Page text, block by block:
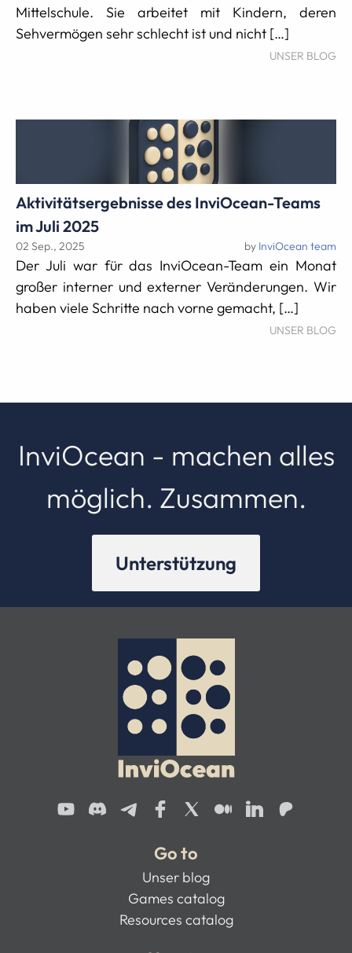
Mittelschule. Sie arbeitet mit Kindern, deren
Sehvermögen sehr schlecht ist und nicht […]
UNSER BLOG
Aktivitätsergebnisse des InviOcean-Teams
im Juli 2025
02 Sep., 2025 by InviOcean team
Der Juli war für das InviOcean-Team ein Monat
großer interner und externer Veränderungen. Wir
haben viele Schritte nach vorne gemacht, […]
UNSER BLOG
InviOcean - machen alles
möglich. Zusammen.
Unterstützung
Go to
Unser blog
Games catalog
Resources catalog